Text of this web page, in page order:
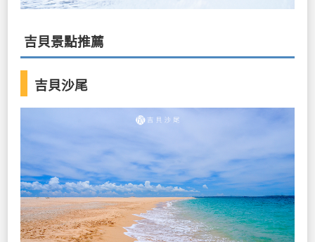
吉貝景點推薦
吉貝沙尾